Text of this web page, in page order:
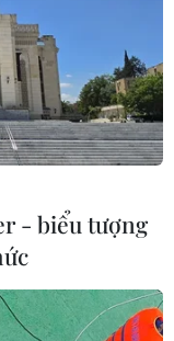
- biểu tượng